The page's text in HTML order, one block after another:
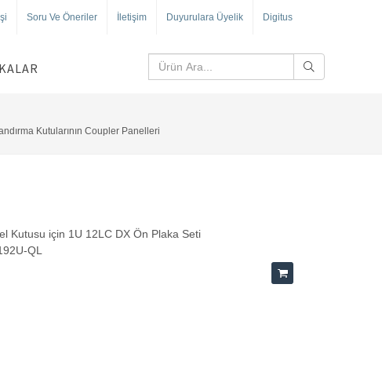
Soru Ve Öneriler İletişim Duyurulara Üyelik Digitus
Kutularının Coupler Panelleri
Kutusu için 1U 12LC DX Ön Plaka Seti
QL